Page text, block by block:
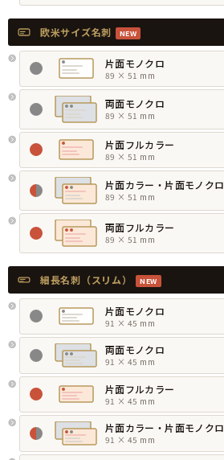
欧米サイズ名刺 NEW
片面モノクロ
89 × 51 mm
両面モノクロ
89 × 51 mm
片面フルカラー
89 × 51 mm
片面カラー・片面モノクロ
89 × 51 mm
両面フルカラー
89 × 51 mm
細長名刺（スリム） NEW
片面モノクロ
91 × 45 mm
両面モノクロ
91 × 45 mm
片面フルカラー
91 × 45 mm
片面カラー・片面モノクロ
91 × 45 mm